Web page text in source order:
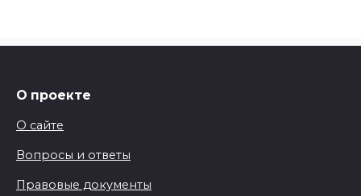
О проекте
О сайте
Вопросы и ответы
Правовые документы